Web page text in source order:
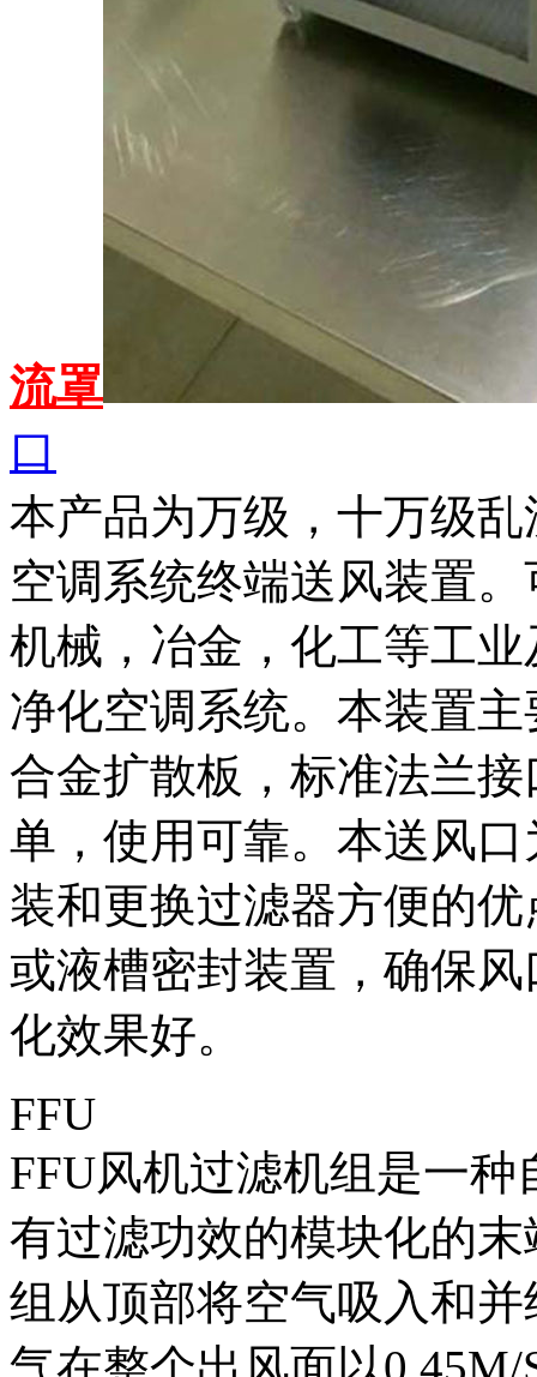
流罩
口
本产品为万级，十万级
空调系统终端送风装置
机械，冶金，化工等工
净化空调系统。本装置
合金扩散板，标准法兰
单，使用可靠。本送风
装和更换过滤器方便的
或液槽密封装置，确保
化效果好。
FFU
FFU风机过滤机组是一
有过滤功效的模块化的
组从顶部将空气吸入和
气在整个出风面以